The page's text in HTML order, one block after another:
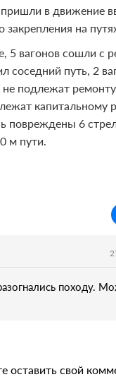
в движение
на
5 вагонов сошли с
соседний путь, 2
подлежат
капитальному
повреждены 6
м пути.
походу.
оставить свой